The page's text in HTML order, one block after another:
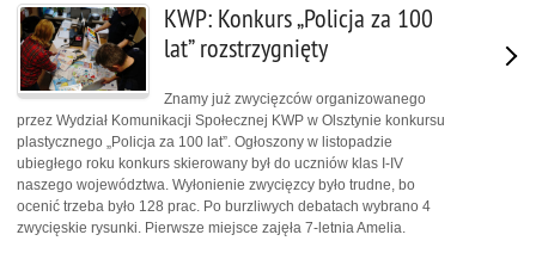
KWP: Konkurs „Policja za 100
lat” rozstrzygnięty
Znamy już zwycięzców organizowanego
przez Wydział Komunikacji Społecznej KWP w Olsztynie konkursu
plastycznego „Policja za 100 lat”. Ogłoszony w listopadzie
ubiegłego roku konkurs skierowany był do uczniów klas I-IV
naszego województwa. Wyłonienie zwycięzcy było trudne, bo
ocenić trzeba było 128 prac. Po burzliwych debatach wybrano 4
zwycięskie rysunki. Pierwsze miejsce zajęła 7-letnia Amelia.